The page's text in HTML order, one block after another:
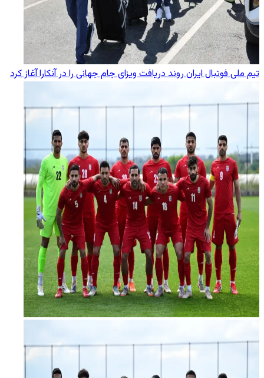
تیم ملی فوتبال ایران روند دریافت ویزای جام جهانی را در آنکارا آغاز کرد